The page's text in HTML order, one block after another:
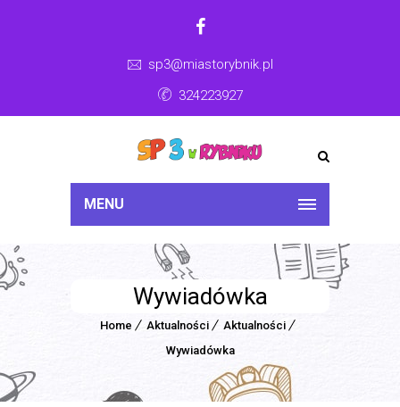
sp3@miastorybnik.pl
324223927
MENU
Wywiadówka
Home Aktualności
Aktualności
Wywiadówka